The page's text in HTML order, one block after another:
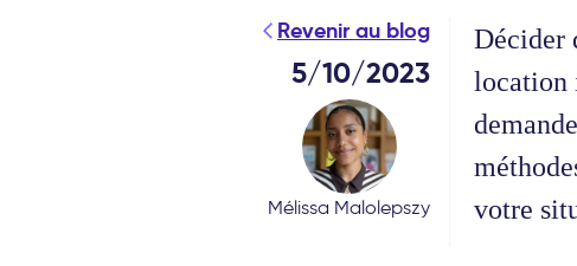
Revenir au blog
5/10/2023
Mélissa Malolepszy
Décider
location
votre